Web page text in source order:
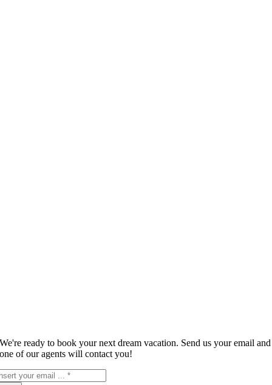
We're ready to book your next dream vacation. Send us your email and
one of our agents will contact you!